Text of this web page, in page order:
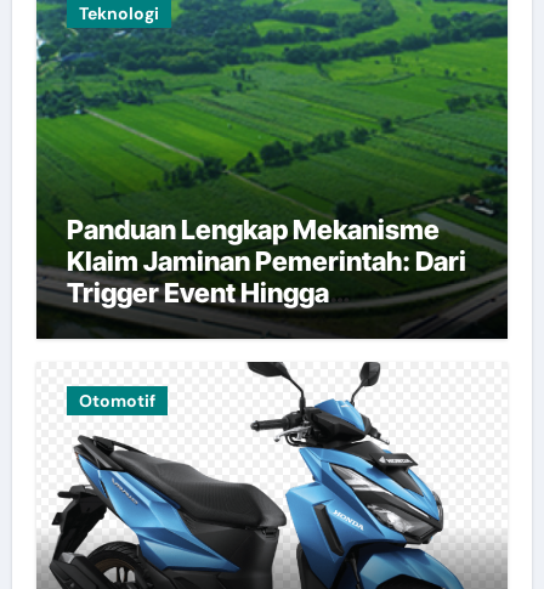
Teknologi
Panduan Lengkap Mekanisme
Klaim Jaminan Pemerintah: Dari
Trigger Event Hingga
Pembayaran
Otomotif